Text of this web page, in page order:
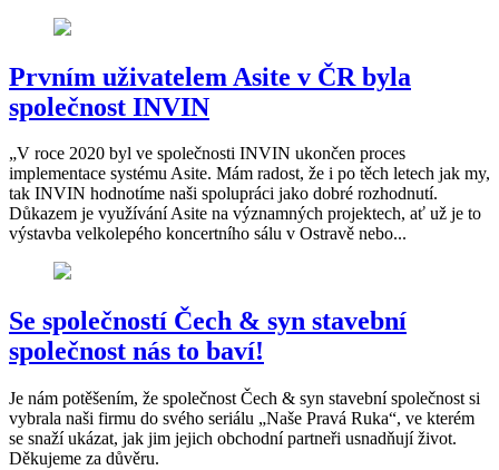
Prvním uživatelem Asite v ČR byla
společnost INVIN
„V roce 2020 byl ve společnosti INVIN ukončen proces
implementace systému Asite. Mám radost, že i po těch letech jak my,
tak INVIN hodnotíme naši spolupráci jako dobré rozhodnutí.
Důkazem je využívání Asite na významných projektech, ať už je to
výstavba velkolepého koncertního sálu v Ostravě nebo...
Se společností Čech & syn stavební
společnost nás to baví!
Je nám potěšením, že společnost Čech & syn stavební společnost si
vybrala naši firmu do svého seriálu „Naše Pravá Ruka“, ve kterém
se snaží ukázat, jak jim jejich obchodní partneři usnadňují život.
Děkujeme za důvěru.